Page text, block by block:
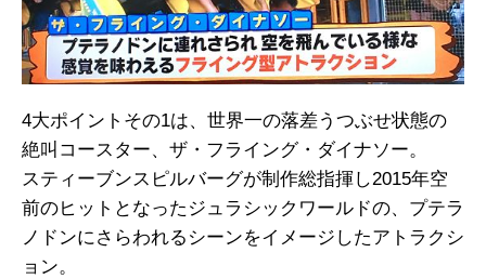
4大ポイントその1は、世界一の落差うつぶせ状態の
絶叫コースター、ザ・フライング・ダイナソー。
スティーブンスピルバーグが制作総指揮し2015年空
前のヒットとなったジュラシックワールドの、プテラ
ノドンにさらわれるシーンをイメージしたアトラクシ
ョン。